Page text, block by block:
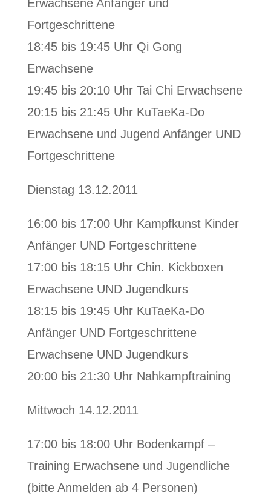
Erwachsene Anfänger und
Fortgeschrittene
18:45 bis 19:45 Uhr Qi Gong
Erwachsene
19:45 bis 20:10 Uhr Tai Chi Erwachsene
20:15 bis 21:45 Uhr KuTaeKa-Do
Erwachsene und Jugend Anfänger UND
Fortgeschrittene
Dienstag 13.12.2011
16:00 bis 17:00 Uhr Kampfkunst Kinder
Anfänger UND Fortgeschrittene
17:00 bis 18:15 Uhr Chin. Kickboxen
Erwachsene UND Jugendkurs
18:15 bis 19:45 Uhr KuTaeKa-Do
Anfänger UND Fortgeschrittene
Erwachsene UND Jugendkurs
20:00 bis 21:30 Uhr Nahkampftraining
Mittwoch 14.12.2011
17:00 bis 18:00 Uhr Bodenkampf –
Training Erwachsene und Jugendliche
(bitte Anmelden ab 4 Personen)